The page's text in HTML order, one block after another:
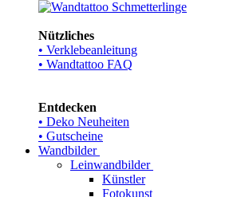
Nützliches
• Verklebeanleitung
• Wandtattoo FAQ
Entdecken
• Deko Neuheiten
• Gutscheine
Wandbilder
Leinwandbilder
Künstler
Fotokunst